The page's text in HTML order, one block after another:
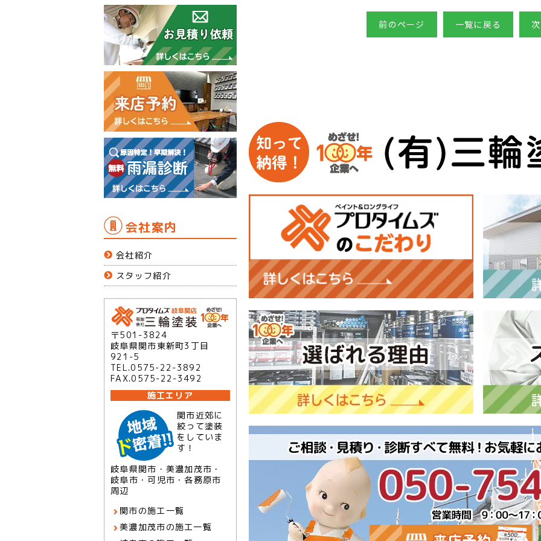
前のページ 一覧に戻る
会社案内
会社紹介
スタッフ紹介
〒501-3824
岐阜県関市東新町3丁目
921-5
TEL.0575-22-3892
FAX.0575-22-3492
施工エリア
関市近郊に
絞って塗装
をしていま
す！
岐阜県関市・美濃加茂市・
岐阜市・可児市・各務原市
周辺
関市の施工一覧
美濃加茂市の施工一覧